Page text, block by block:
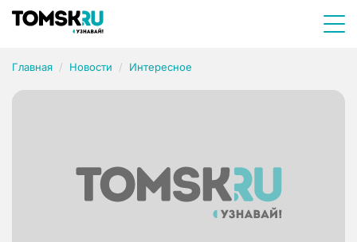
Главная Новости Интересное